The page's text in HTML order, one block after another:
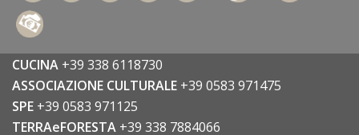
CUCINA +39 338 6118730
ASSOCIAZIONE CULTURALE +39 0583 971475
SPE +39 0583 971125
TERRAeFORESTA +39 338 7884066